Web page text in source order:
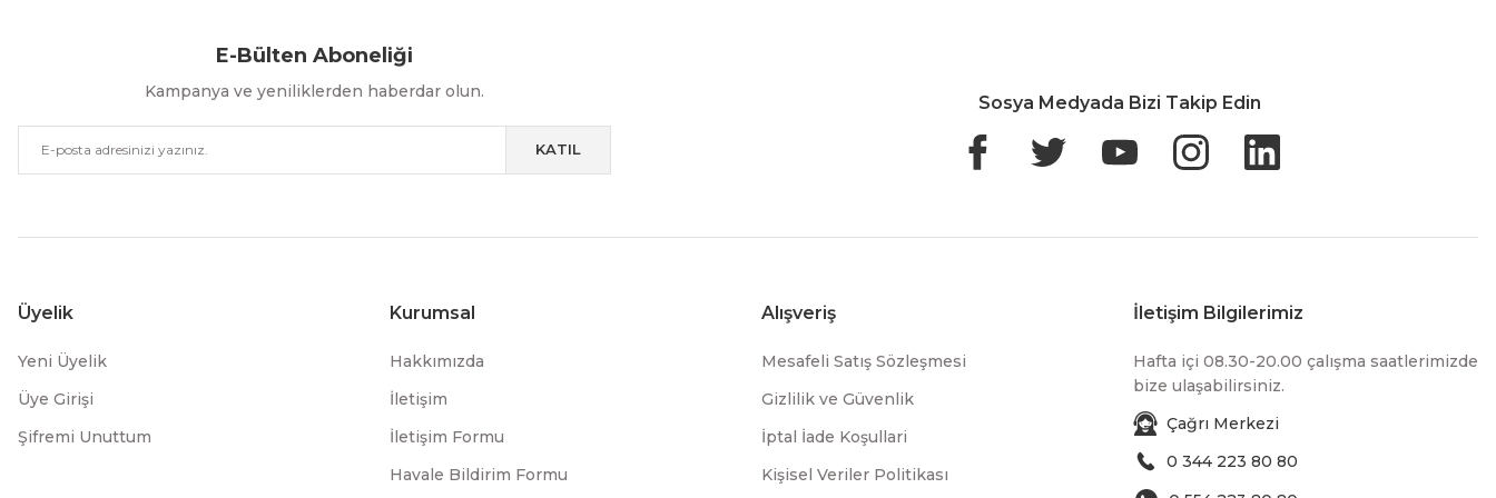
E-Bülten Aboneliği
Kampanya ve yeniliklerden haberdar olun.
KATIL
Sosya Medyada Bizi Takip Edin
Üyelik
Yeni Üyelik
Üye Girişi
Şifremi Unuttum
Kurumsal
Hakkımızda
İletişim
İletişim Formu
Havale Bildirim Formu
Alışveriş
Mesafeli Satış Sözleşmesi
Gizlilik ve Güvenlik
İptal İade Koşullari
Kişisel Veriler Politikası
İletişim Bilgilerimiz
Hafta içi 08.30-20.00 çalışma saatlerimizde
bize ulaşabilirsiniz.
Çağrı Merkezi
0 344 223 80 80